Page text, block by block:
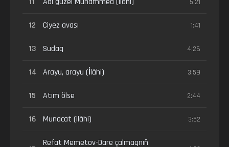
12 Ciyez avası 1:41
13 Sudaq 4:26
14 Arayu, arayu (İlâhi) 3:59
15 Atım ölse 2:44
16 Munacat (ilâhi) 3:52
Refat Memetov-Dare çalmaqnıñ